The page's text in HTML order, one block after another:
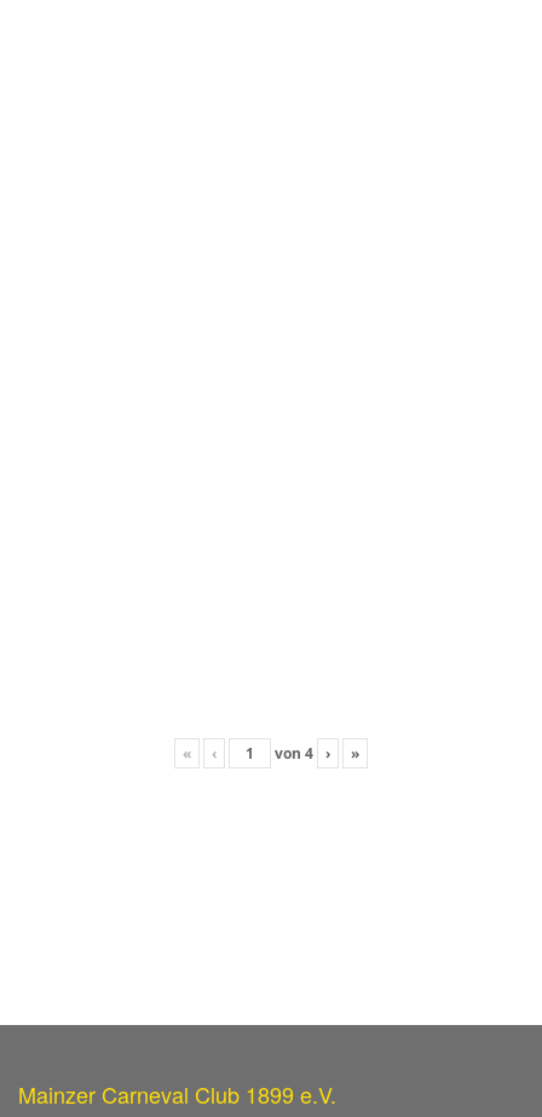
« ‹ von 4 › »
Mainzer Carneval Club 1899 e.V.